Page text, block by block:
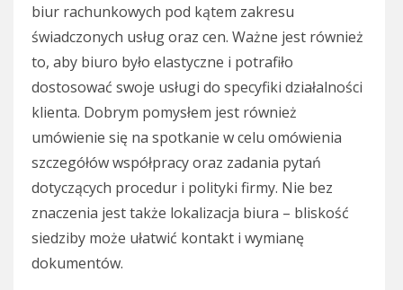
biur rachunkowych pod kątem zakresu
świadczonych usług oraz cen. Ważne jest również
to, aby biuro było elastyczne i potrafiło
dostosować swoje usługi do specyfiki działalności
klienta. Dobrym pomysłem jest również
umówienie się na spotkanie w celu omówienia
szczegółów współpracy oraz zadania pytań
dotyczących procedur i polityki firmy. Nie bez
znaczenia jest także lokalizacja biura – bliskość
siedziby może ułatwić kontakt i wymianę
dokumentów.